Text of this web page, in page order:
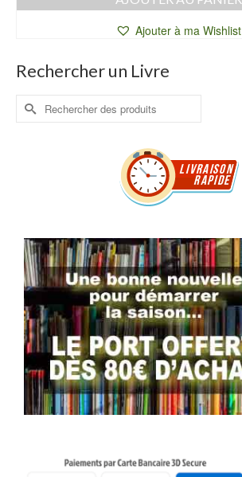
Ajouter à ma Wishlist
Rechercher un Livre
Rechercher :